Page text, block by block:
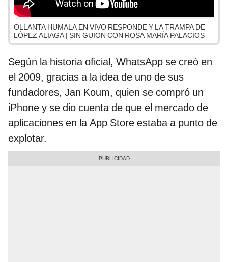
OLLANTA HUMALA EN VIVO RESPONDE Y LA TRAMPA DE
LÓPEZ ALIAGA | SIN GUION CON ROSA MARÍA PALACIOS
Según la historia oficial, WhatsApp se creó en
el 2009, gracias a la idea de uno de sus
fundadores, Jan Koum, quien se compró un
iPhone y se dio cuenta de que el mercado de
aplicaciones en la App Store estaba a punto de
explotar.